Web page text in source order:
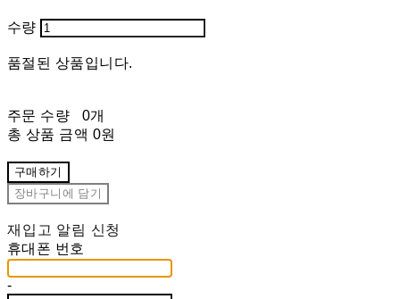
수량
품절된 상품입니다.
주문 수량
0개
총 상품 금액 0원
구매하기
장바구니에 담기
재입고 알림 신청
휴대폰 번호
-